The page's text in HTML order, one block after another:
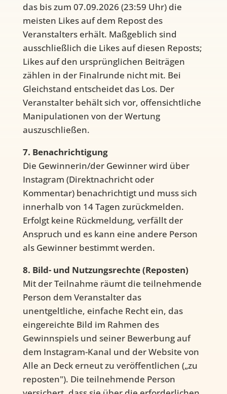
das bis zum 07.09.2026 (23:59 Uhr) die
meisten Likes auf dem Repost des
Veranstalters erhält. Maßgeblich sind
ausschließlich die Likes auf diesen Reposts;
Likes auf den ursprünglichen Beiträgen
zählen in der Finalrunde nicht mit. Bei
Gleichstand entscheidet das Los. Der
Veranstalter behält sich vor, offensichtliche
Manipulationen von der Wertung
auszuschließen.
7. Benachrichtigung
Die Gewinnerin/der Gewinner wird über
Instagram (Direktnachricht oder
Kommentar) benachrichtigt und muss sich
innerhalb von 14 Tagen zurückmelden.
Erfolgt keine Rückmeldung, verfällt der
Anspruch und es kann eine andere Person
als Gewinner bestimmt werden.
8. Bild- und Nutzungsrechte (Reposten)
Mit der Teilnahme räumt die teilnehmende
Person dem Veranstalter das
unentgeltliche, einfache Recht ein, das
eingereichte Bild im Rahmen des
Gewinnspiels und seiner Bewerbung auf
dem Instagram-Kanal und der Website von
Alle an Deck erneut zu veröffentlichen („zu
reposten"). Die teilnehmende Person